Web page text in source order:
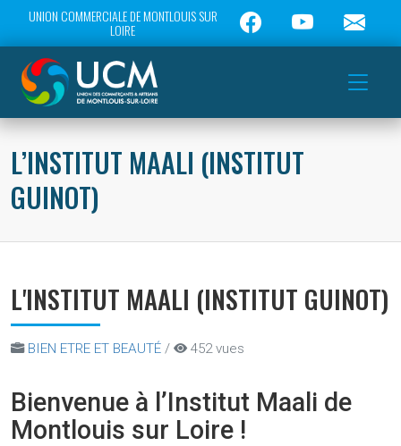
UNION COMMERCIALE DE MONTLOUIS SUR
LOIRE
L’INSTITUT MAALI (INSTITUT
GUINOT)
L'INSTITUT MAALI (INSTITUT GUINOT)
BIEN ETRE ET BEAUTÉ / 452 vues
Bienvenue à l’Institut Maali de
Montlouis sur Loire !